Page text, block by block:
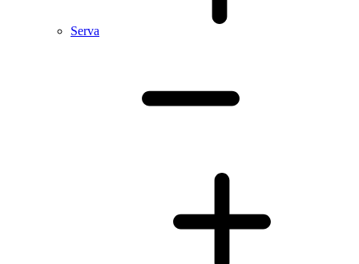
Serva